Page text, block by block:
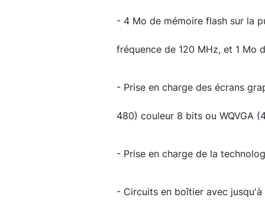
- 4 Mo de mémoire flash sur la
fréquence de 120 MHz, et 1 Mo
- Prise en charge des écrans
480) couleur 8 bits ou WQVGA
- Prise en charge de la
- Circuits en boîtier avec